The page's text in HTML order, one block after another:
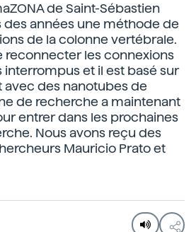
de Saint-Sébastien
années une méthode de
de la colonne vertébrale.
reconnecter les connexions
interrompus et il est basé sur
des nanotubes de
de recherche a maintenant
entrer dans les prochaines
Nous avons reçu des
Mauricio Prato et